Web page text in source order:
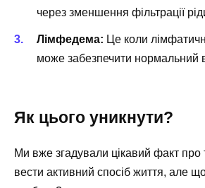
через зменшення фільтрації
Лімфедема: Це коли
може забезпечити нормальний
Як цього уникнути?
Ми вже згадували цікавий факт про
вести активний спосіб життя, але